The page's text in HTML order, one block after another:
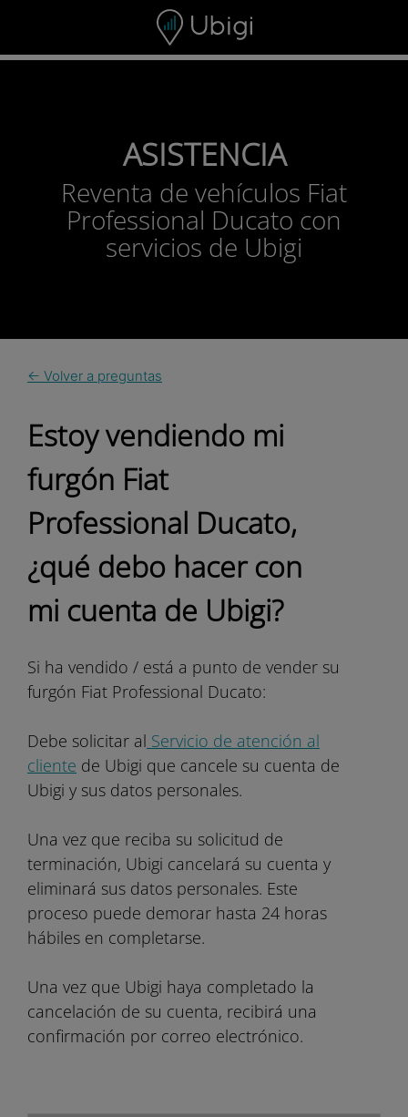
ASISTENCIA
Reventa de vehículos Fiat
Professional Ducato con
servicios de Ubigi
← Volver a preguntas
Estoy vendiendo mi
furgón Fiat
Professional Ducato,
¿qué debo hacer con
mi cuenta de Ubigi?
Si ha vendido / está a punto de vender su
furgón Fiat Professional Ducato:
Debe solicitar al Servicio de atención al
cliente de Ubigi que cancele su cuenta de
Ubigi y sus datos personales.
Una vez que reciba su solicitud de
terminación, Ubigi cancelará su cuenta y
eliminará sus datos personales. Este
proceso puede demorar hasta 24 horas
hábiles en completarse.
Una vez que Ubigi haya completado la
cancelación de su cuenta, recibirá una
confirmación por correo electrónico.